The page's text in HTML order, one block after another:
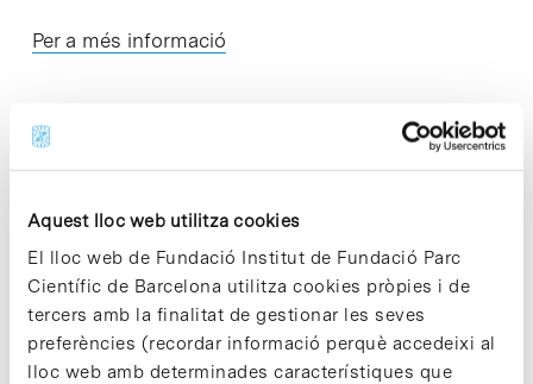
Aquest lloc web utilitza cookies
El lloc web de Fundació Institut de Fundació Parc
Científic de Barcelona utilitza cookies pròpies i de
tercers amb la finalitat de gestionar les seves
preferències (recordar informació perquè accedeixi al
lloc web amb determinades característiques que
Per a més informació
Notícies més vistes